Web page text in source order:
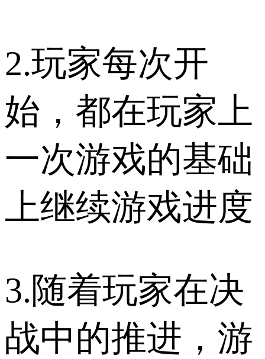
2.玩家每次开
始，都在玩家上
一次游戏的基础
上继续游戏进度
3.随着玩家在决
战中的推进，游